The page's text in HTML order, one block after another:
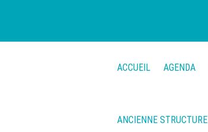
ACCUEIL AGENDA
ANCIENNE STRUCTURE